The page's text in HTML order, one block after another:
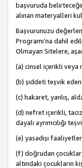
başvuruda
alınan materyalleri
Başvurunuzu
Programı’na dahil
Olmayan Sitelere,
(a) cinsel içerikli veya
(b) şiddeti teşvik
(c) hakaret, yanlış,
(d) nefret içerikli,
dayalı ayrımcılığı
(e) yasadışı
(f) doğrudan
altındaki çocukların